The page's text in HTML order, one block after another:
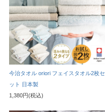
今治タオル oriori フェイスタオル2枚セ
ット 日本製
1,380円(税込)